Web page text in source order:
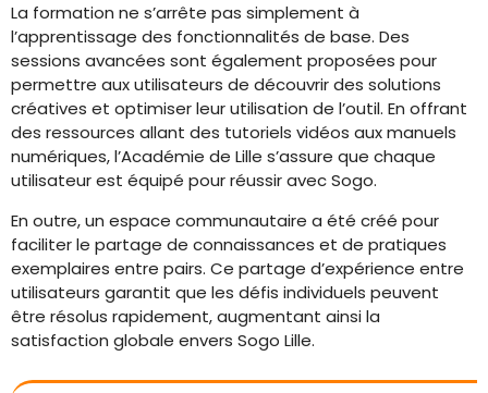
La formation ne s’arrête pas simplement à
l’apprentissage des fonctionnalités de base. Des
sessions avancées sont également proposées pour
permettre aux utilisateurs de découvrir des solutions
créatives et optimiser leur utilisation de l’outil. En offrant
des ressources allant des tutoriels vidéos aux manuels
numériques, l’Académie de Lille s’assure que chaque
utilisateur est équipé pour réussir avec Sogo.
En outre, un espace communautaire a été créé pour
faciliter le partage de connaissances et de pratiques
exemplaires entre pairs. Ce partage d’expérience entre
utilisateurs garantit que les défis individuels peuvent
être résolus rapidement, augmentant ainsi la
satisfaction globale envers Sogo Lille.